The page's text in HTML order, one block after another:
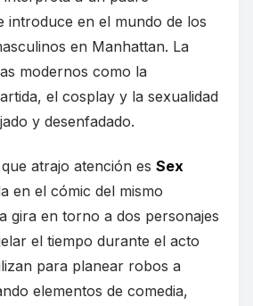
introduce en el mundo de los
en Manhattan. La
modernos como la
el cosplay y la sexualidad
y desenfadado.
atrajo atención es Sex
en el cómic del mismo
gira en torno a dos personajes
el tiempo durante el acto
para planear robos a
elementos de comedia,